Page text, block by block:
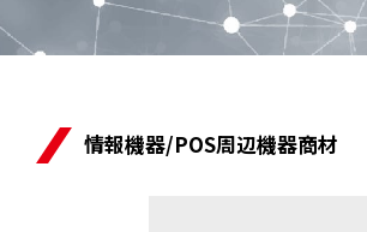
情報機器/POS周辺機器商材